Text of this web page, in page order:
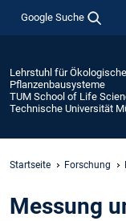
Google Suche
Lehrstuhl für
Pflanzenbausysteme
TUM School of Life
Technische Universität
Startseite Forschung
Messung